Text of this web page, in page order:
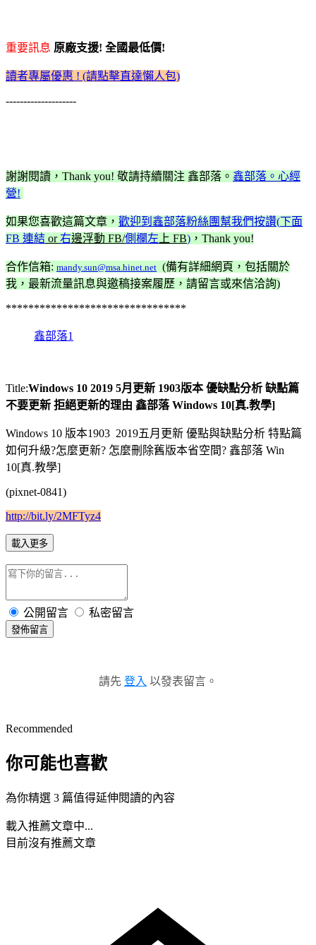
重要訊息 原廠支援! 全國最低價!
讀者專屬優惠 ! (請點擊直達懶人包)
--------------------
謝謝閱讀，Thank you! 敬請持續關注 鑫部落。 鑫部落。心經
營!
如果您喜歡這篇文章， 歡迎到鑫部落粉絲團幫我們按讚(下面
FB 連結 or右邊浮動 FB/側欄左 上 FB) ，Thank you!
合作信箱: mandy.sun@msa.hinet.net (備有詳細網頁，包括關於
我，最新流量訊息與邀稿接案履歷，請留言或來信洽詢)
********************************
鑫部落1
Title:Windows 10 2019 5月更新 1903版本 優缺點分析 缺點篇
不要更新 拒絕更新的理由 鑫部落 Windows 10[真.教學]
Windows 10 版本1903 2019五月更新 優點與缺點分析 特點篇
如何升級?怎麼更新? 怎麼刪除舊版本省空間? 鑫部落 Win
10[真.教學]
(pixnet-0841)
http://bit.ly/2MFTyz4
載入更多
公開留言 私密留言
發佈留言
請先 登入 以發表留言。
Recommended
你可能也喜歡
為你精選 3 篇值得延伸閱讀的內容
載入推薦文章中...
目前沒有推薦文章